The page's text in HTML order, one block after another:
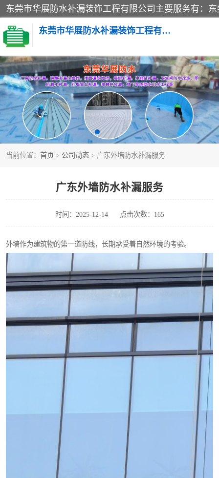
东莞市华展防水补漏装饰工程有限公司
当前位置： 首页 > 公司动态 > 广东外墙防水补漏服务
广东外墙防水补漏服务
时间：2025-12-14 点击次数：165
外墙作为建筑物的第一道防线，长期承受着自然环境的考验。
楼面防水补漏
阳台卫生间防水补漏
金属房搭建及补漏